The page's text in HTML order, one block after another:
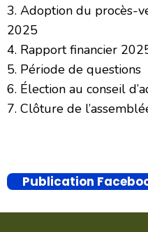
Adoption du procès-
2025
Rapport financier
Période de questions
Élection au conseil
Clôture de
Publication